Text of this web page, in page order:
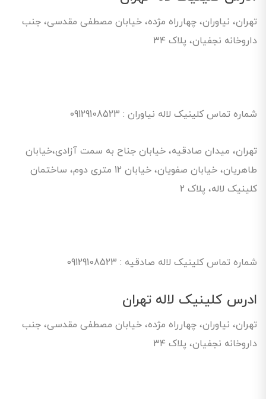
تهران، نیاوران، چهارراه مژده، خیابان مصطفی مقدسی، جنب
داروخانه نجفیان، پلاک ۳۴
شماره تماس کلینیک لاله نیاوران : 09129108523
تهران، میدان صادقیه، خیابان جناح به سمت آزادی،خیابان
طاهریان، خیابان صفویان، خیابان 12 متری دوم، ساختمان
کلینیک لاله، پلاک 2
شماره تماس کلینیک لاله صادقیه : 09129108523
ادرس کلینیک لاله تهران
تهران، نیاوران، چهارراه مژده، خیابان مصطفی مقدسی، جنب
داروخانه نجفیان، پلاک ۳۴